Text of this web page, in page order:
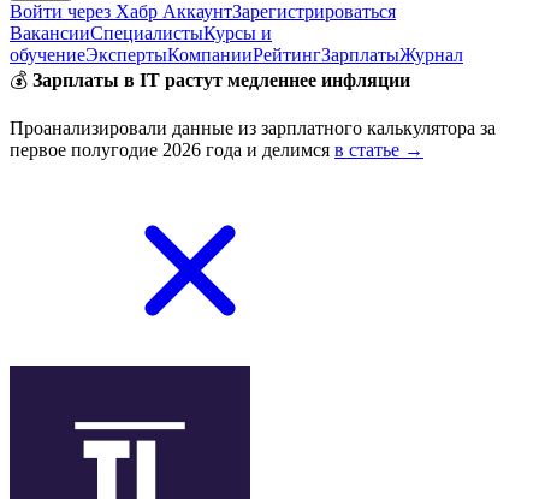
Войти через Хабр АккаунтЗарегистрироваться
ВакансииСпециалистыКурсы и
обучениеЭкспертыКомпанииРейтингЗарплатыЖурнал
💰 Зарплаты в IT растут медленнее инфляции
Проанализировали данные из зарплатного калькулятора за
первое полугодие 2026 года и делимся в статье →